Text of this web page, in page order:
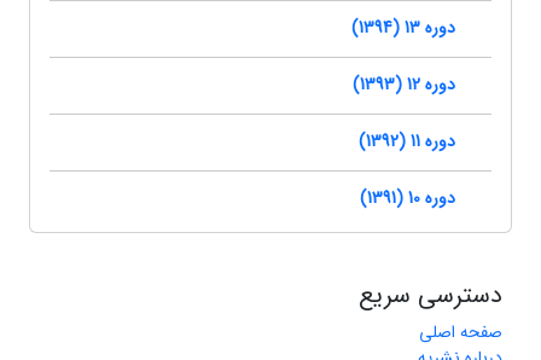
دوره 13 (1394)
دوره 12 (1393)
دوره 11 (1392)
دوره 10 (1391)
دسترسی سریع
صفحه اصلی